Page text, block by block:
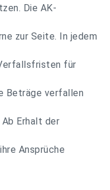
Die AK-
zur Seite. In jedem
für
Beträge verfallen
Erhalt der
Ansprüche